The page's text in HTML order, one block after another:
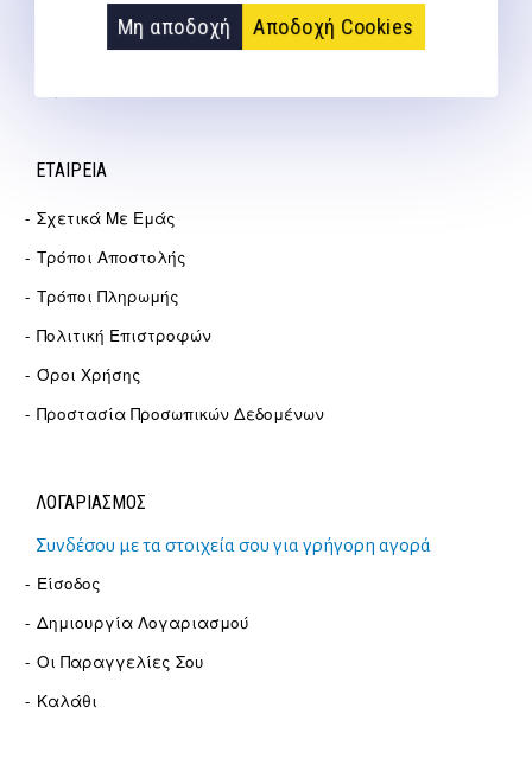
Μη αποδοχή Αποδοχή Cookies
info@salto.gr
ΕΤΑΙΡΕΊΑ
Σχετικά Με Εμάς
Τρόποι Αποστολής
Τρόποι Πληρωμής
Πολιτική Επιστροφών
Όροι Χρήσης
Προστασία Προσωπικών Δεδομένων
ΛΟΓΑΡΙΑΣΜΟΣ
Συνδέσου με τα στοιχεία σου για γρήγορη αγορά
Είσοδος
Δημιουργία Λογαριασμού
Οι Παραγγελίες Σου
Καλάθι